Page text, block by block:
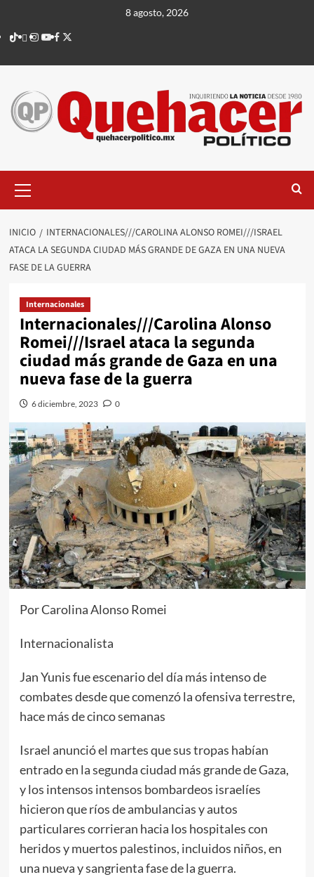
contenido
8 agosto, 2026
TikTok
threads
Instagram
Youtube
Facebook
X
principal
INICIO
INTERNACIONALES///CAROLINA ALONSO ROMEI///ISRAEL
ATACA LA SEGUNDA CIUDAD MÁS GRANDE DE GAZA EN UNA NUEVA
FASE DE LA GUERRA
Internacionales
Internacionales///Carolina Alonso
Romei///Israel ataca la segunda
ciudad más grande de Gaza en una
nueva fase de la guerra
6 diciembre, 2023 0
Por Carolina Alonso Romei
Internacionalista
Jan Yunis fue escenario del día más intenso de
combates desde que comenzó la ofensiva terrestre,
hace más de cinco semanas
Israel anunció el martes que sus tropas habían
entrado en la segunda ciudad más grande de Gaza,
y los intensos intensos bombardeos israelíes
hicieron que ríos de ambulancias y autos
particulares corrieran hacia los hospitales con
heridos y muertos palestinos, incluidos niños, en
una nueva y sangrienta fase de la guerra.